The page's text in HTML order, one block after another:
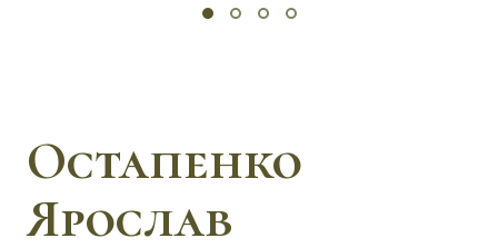
Остапенко
Ярослав